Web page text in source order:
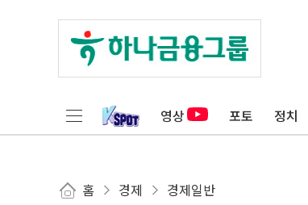
영상 포토 정치
홈 경제 경제일반